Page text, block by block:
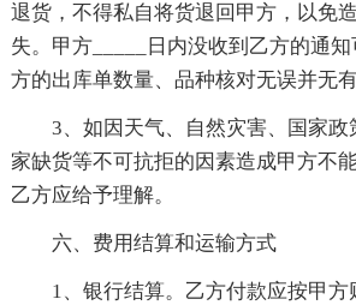
退货，不得私自将货退回甲方，以免
失。甲方_____日内没收到乙方的通
方的出库单数量、品种核对无误并无有
3、如因天气、自然灾害、国家政
家缺货等不可抗拒的因素造成甲方不
乙方应给予理解。
六、费用结算和运输方式
1、银行结算。乙方付款应按甲